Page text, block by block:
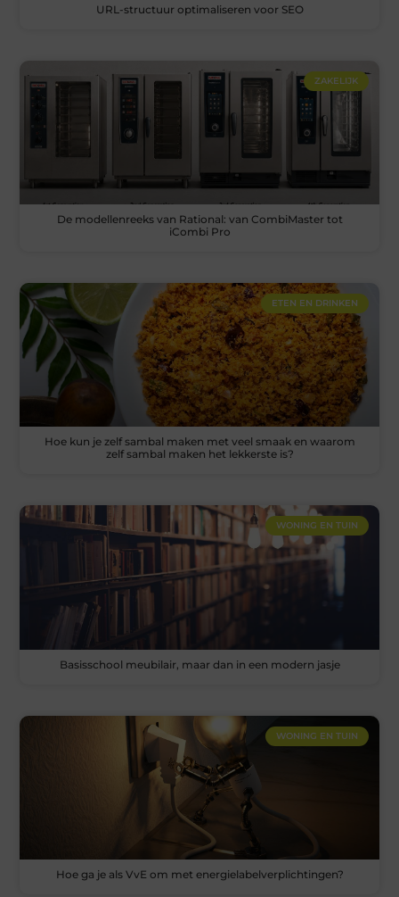
URL-structuur optimaliseren voor SEO
ZAKELIJK
De modellenreeks van Rational: van CombiMaster tot
iCombi Pro
ETEN EN DRINKEN
Hoe kun je zelf sambal maken met veel smaak en waarom
zelf sambal maken het lekkerste is?
WONING EN TUIN
Basisschool meubilair, maar dan in een modern jasje
WONING EN TUIN
Hoe ga je als VvE om met energielabelverplichtingen?